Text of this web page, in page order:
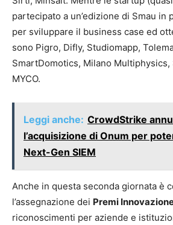
partecipato a un’edizione di Smau in
per sviluppare il business case ed
sono Pigro, Difly, Studiomapp,
SmartDomotics, Milano Multiphysics,
MYCO.
Leggi anche: CrowdStrike
l’acquisizione di Onum per
Next-Gen SIEM
Anche in questa seconda giornata è
l’assegnazione dei Premi
riconoscimenti per aziende e